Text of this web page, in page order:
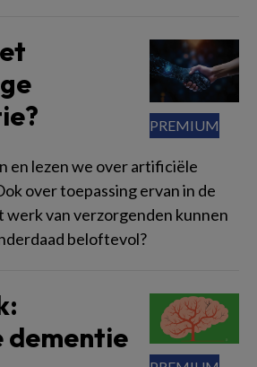
en lezen we over artificiële
over toepassing ervan in de
werk van verzorgenden kunnen
beloftevol?
dementie